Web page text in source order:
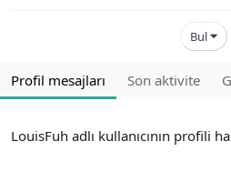
Bul
Profil mesajları Son aktivite
LouisFuh adlı kullanıcının profili